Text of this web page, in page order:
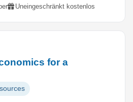
Uneingeschränkt kostenlos
for a